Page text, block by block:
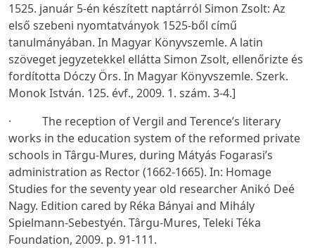
1525. január 5-én készített naptárról Simon Zsolt: Az
első szebeni nyomtatványok 1525-ből című
tanulmányában. In Magyar Könyvszemle. A latin
szöveget jegyzetekkel ellátta Simon Zsolt, ellenőrizte és
fordította Dóczy Örs. In Magyar Könyvszemle. Szerk.
Monok István. 125. évf., 2009. 1. szám. 3-4.]
· The reception of Vergil and Terence’s literary
works in the education system of the reformed private
schools in Târgu-Mures, during Mátyás Fogarasi’s
administration as Rector (1662-1665). In: Homage
Studies for the seventy year old researcher Anikó Deé
Nagy. Edition cared by Réka Bányai and Mihály
Spielmann-Sebestyén. Târgu-Mures, Teleki Téka
Foundation, 2009. p. 91-111.